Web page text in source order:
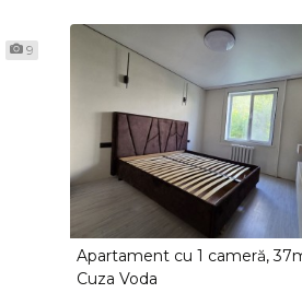
9
Apartament cu 1 cameră,
Cuza Voda